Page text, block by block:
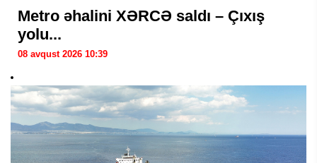
Metro əhalini XƏRCƏ saldı – Çıxış
yolu...
08 avqust 2026 10:39